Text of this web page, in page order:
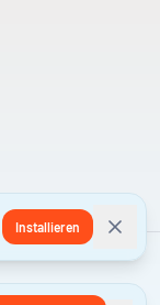
Installieren